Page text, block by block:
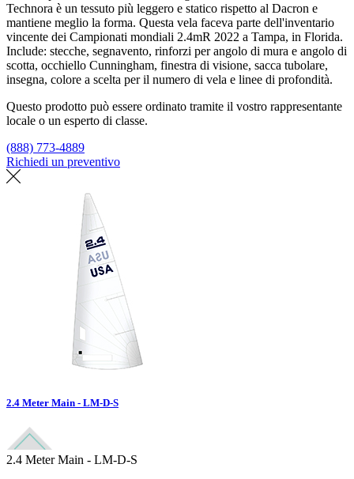
Technora è un tessuto più leggero e statico rispetto al Dacron e
mantiene meglio la forma. Questa vela faceva parte dell'inventario
vincente dei Campionati mondiali 2.4mR 2022 a Tampa, in Florida.
Include: stecche, segnavento, rinforzi per angolo di mura e angolo di
scotta, occhiello Cunningham, finestra di visione, sacca tubolare,
insegna, colore a scelta per il numero di vela e linee di profondità.
Questo prodotto può essere ordinato tramite il vostro rappresentante
locale o un esperto di classe.
(888) 773-4889
Richiedi un preventivo
2.4 Meter Main - LM-D-S
2.4 Meter Main - LM-D-S